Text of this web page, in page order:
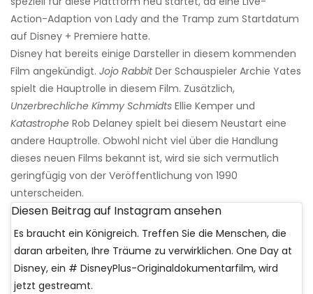
Action-Adaption von Lady and the Tramp zum Startdatum
auf Disney + Premiere hatte.
Disney hat bereits einige Darsteller in diesem kommenden
Film angekündigt. Jojo RabbitDer Schauspieler Archie Yates
spielt die Hauptrolle in diesem Film. Zusätzlich,
Unzerbrechliche Kimmy Schmidts Ellie Kemper und
Katastrophe Rob Delaney spielt bei diesem Neustart eine
andere Hauptrolle. Obwohl nicht viel über die Handlung
dieses neuen Films bekannt ist, wird sie sich vermutlich
geringfügig von der Veröffentlichung von 1990
unterscheiden.
Diesen Beitrag auf Instagram ansehen
Es braucht ein Königreich. Treffen Sie die Menschen, die
daran arbeiten, Ihre Träume zu verwirklichen. One Day at
Disney, ein # DisneyPlus-Originaldokumentarfilm, wird
jetzt gestreamt.